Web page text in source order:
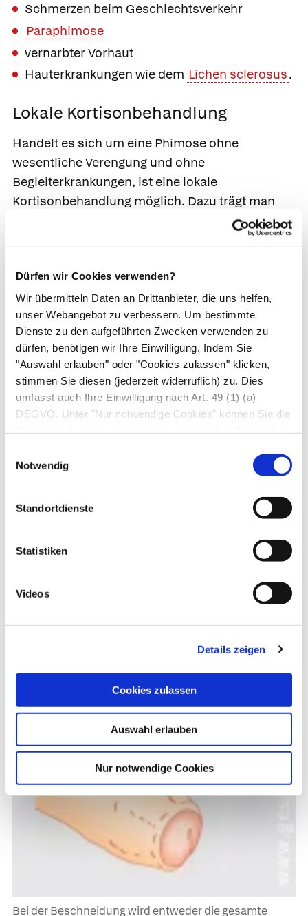
Dürfen wir Cookies verwenden?
Wir übermitteln Daten an Drittanbieter, die uns helfen,
unser Webangebot zu verbessern. Um bestimmte
Dienste zu den aufgeführten Zwecken verwenden zu
dürfen, benötigen wir Ihre Einwilligung. Indem Sie
"Auswahl erlauben" oder "Cookies zulassen" klicken,
stimmen Sie diesen (jederzeit widerruflich) zu. Dies
umfasst auch Ihre Einwilligung nach Art. 49 (1) (a)
DSGVO. Unter "Nur notwendige Cookies" können Sie die
Notwendig
Standortdienste
Statistiken
Videos
Details zeigen
Cookies zulassen
Auswahl erlauben
Nur notwendige Cookies
Schmerzen beim Geschlechtsverkehr
Paraphimose
vernarbter Vorhaut
Hauterkrankungen wie dem Lichen sclerosus.
Lokale Kortisonbehandlung
Handelt es sich um eine Phimose ohne
wesentliche Verengung und ohne
Begleiterkrankungen, ist eine lokale
Kortisonbehandlung möglich. Dazu trägt man
eine Kortisonsalbe 6-12 Wochen lang zweimal
täglich auf die Eichel auf. Ab der 2. Woche sollte
Vorhaut zurückzuziehen. Die Erfolgsrate der
Kortisonbehandlung liegt bei 75–90 %. Wirkt die
Therapie nicht, empfiehlt die Ärzt*in meist die
Beschneidung.
Beschneidung
Bei der Beschneidung wird entweder die gesamte